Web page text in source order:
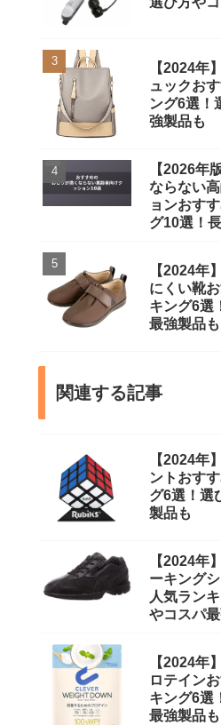
【2024年
ュックお
ング6選！
強製品も
【2026年
ならない
ョンおす
グ10選！
【2024年
にくい靴
キング6選
最強製品も
関連する記事
【2024年
ントおす
グ6選！選
製品も
【2024年
ーキング
人気ラン
やコスパ
【2024年
ロテイン
キング6選
最強製品も